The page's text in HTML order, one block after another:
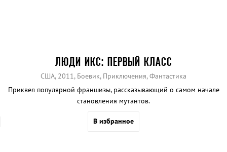
ЛЮДИ ИКС: ПЕРВЫЙ КЛАСС
США, 2011, Боевик, Приключения, Фантастика
Приквел популярной франшизы, рассказывающий о самом начале
становления мутантов.
В избранное